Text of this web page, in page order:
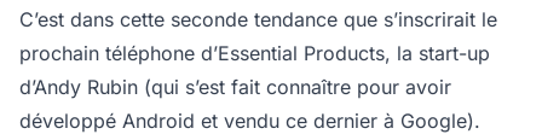
C’est dans cette seconde tendance que s’inscrirait le
prochain téléphone d’Essential Products, la start-up
d’Andy Rubin (qui s’est fait connaître pour avoir
développé Android et vendu ce dernier à Google).